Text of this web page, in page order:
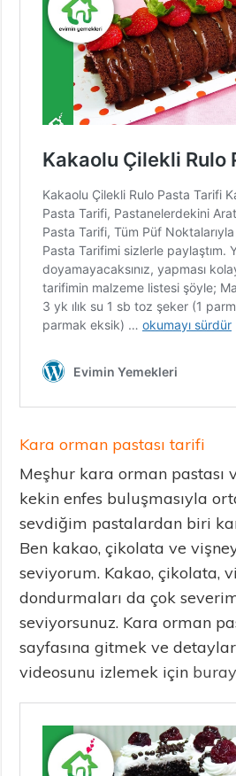
Kara orman pastası tarifi
Meşhur kara orman pastası
kekin enfes buluşmasıyla
sevdiğim pastalardan biri
Ben kakao, çikolata ve
seviyorum. Kakao, çikolata,
dondurmaları da çok
seviyorsunuz. Kara orman
sayfasına gitmek ve
videosunu izlemek için